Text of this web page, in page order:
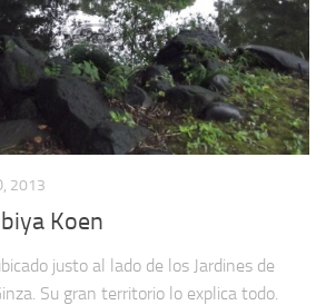
2013
Koen
justo al lado de los Jardines de
Su gran territorio lo explica todo.